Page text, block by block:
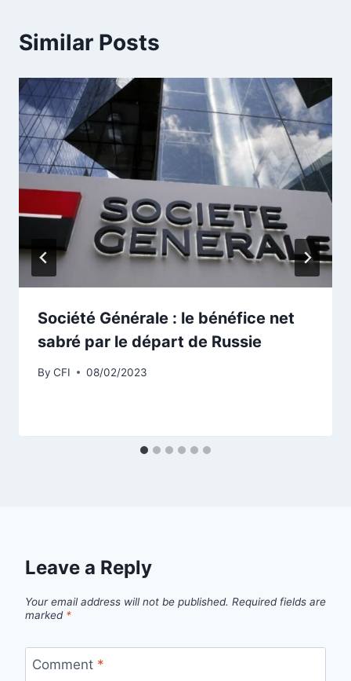
Similar Posts
Société Générale : le bénéfice net
sabré par le départ de Russie
By CFI 08/02/2023
Leave a Reply
Your email address will not be published. Required fields are
marked *
Comment *